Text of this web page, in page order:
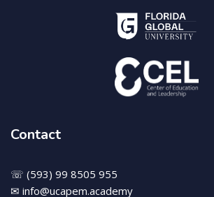
Contact
☏ (593) 99 8505 955
✉ info@ucapem.academy